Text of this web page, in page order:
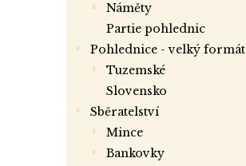
náměty
partie pohlednic
Pohlednice - velký formát
tuzemské
slovensko
Sběratelství
mince
bankovky